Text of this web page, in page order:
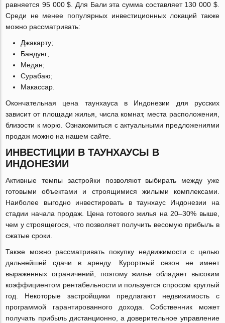
равняется 95 000 $. Для Бали эта сумма составляет 130 000 $.
Среди не менее популярных инвестиционных локаций также
можно рассматривать:
Джакарту;
Бандунг;
Медан;
Сурабаю;
Макассар.
Окончательная цена таунхауса в Индонезии для русских
зависит от площади жилья, числа комнат, места расположения,
близости к морю. Ознакомиться с актуальными предложениями
продаж можно на нашем сайте.
ИНВЕСТИЦИИ В ТАУНХАУСЫ В
ИНДОНЕЗИИ
Активные темпы застройки позволяют выбирать между уже
готовыми объектами и строящимися жилыми комплексами.
Наиболее выгодно инвестировать в таунхаус Индонезии на
стадии начала продаж. Цена готового жилья на 20–30% выше,
чем у строящегося, что позволяет получить весомую прибыль в
сжатые сроки.
Также можно рассматривать покупку недвижимости с целью
дальнейшей сдачи в аренду. Курортный сезон не имеет
выраженных ограничений, поэтому жилье обладает высоким
коэффициентом рентабельности и пользуется спросом круглый
год. Некоторые застройщики предлагают недвижимость с
программой гарантированного дохода. Собственник может
получать прибыль дистанционно, а доверительное управление